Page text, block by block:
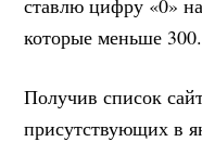
ставлю цифру «0»
которые меньше 300.
Получив список
присутствующих в